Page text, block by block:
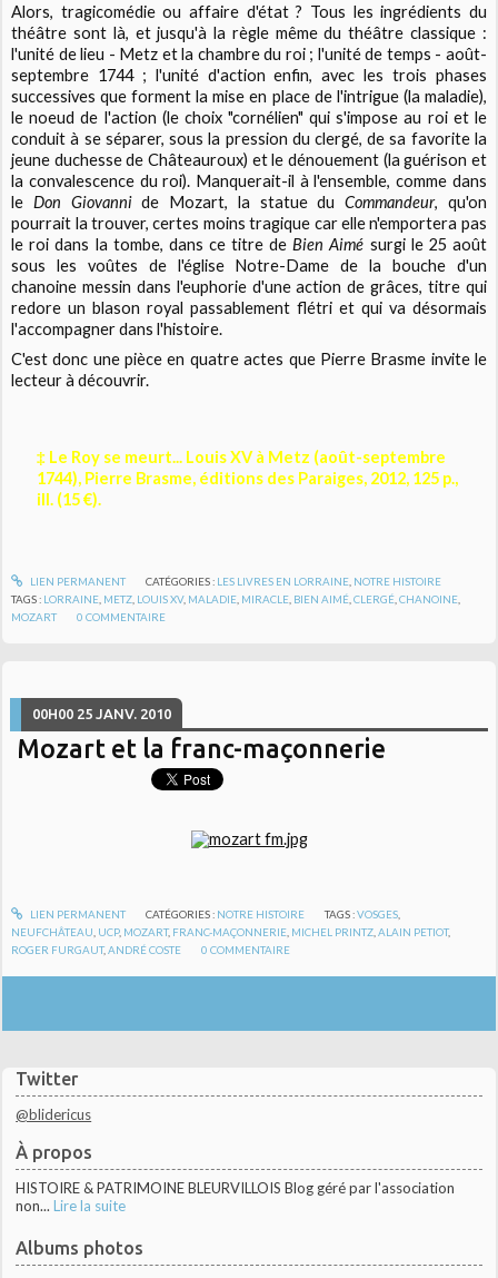
Twitter
@blidericus
À propos
HISTOIRE & PATRIMOINE BLEURVILLOIS Blog géré par l'association
non... Lire la suite
Albums photos
Alors, tragicomédie ou affaire d'état ? Tous les ingrédients du
théâtre sont là, et jusqu'à la règle même du théâtre classique :
l'unité de lieu - Metz et la chambre du roi ; l'unité de temps - août-
septembre 1744 ; l'unité d'action enfin, avec les trois phases
successives que forment la mise en place de l'intrigue (la maladie),
le noeud de l'action (le choix "cornélien" qui s'impose au roi et le
conduit à se séparer, sous la pression du clergé, de sa favorite la
jeune duchesse de Châteauroux) et le dénouement (la guérison et
la convalescence du roi). Manquerait-il à l'ensemble, comme dans
le Don Giovannide Mozart, la statue duCommandeur, qu'on
pourrait la trouver, certes moins tragique car elle n'emportera pas
le roi dans la tombe, dans ce titre deBien Aimé surgi le 25 août
sous les voûtes de l'église Notre-Dame de la bouche d'un
chanoine messin dans l'euphorie d'une action de grâces, titre qui
redore un blason royal passablement flétri et qui va désormais
l'accompagner dans l'histoire.
C'est donc une pièce en quatre actes que Pierre Brasme invite le
lecteur à découvrir.
‡ Le Roy se meurt... Louis XV à Metz (août-septembre
1744), Pierre Brasme, éditions des Paraiges, 2012, 125 p.,
ill. (15 €).
LIEN PERMANENT CATÉGORIES : LES LIVRES EN LORRAINE, NOTRE HISTOIRE
TAGS : LORRAINE METZ LOUIS XV, MALADIE MIRACLE BIEN AIMÉ ,CLERGÉ ,CHANOINE
MOZART
0 COMMENTAIRE
00H00 25 JANV. 2010
Mozart et la franc-maçonnerie
LIEN PERMANENT CATÉGORIES : NOTRE HISTOIRE TAGS :VOSGES
NEUFCHÂTEAU UCP, MOZART, FRANC-MAÇONNERIE MICHEL PRINTZ ,ALAIN PETIOT,
ROGER FURGAUT,ANDRÉ COSTE 0 COMMENTAIRE